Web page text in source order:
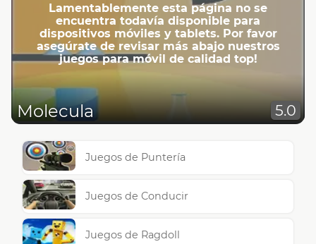
Lamentablemente esta página no se
encuentra todavía disponible para
dispositivos móviles y tablets. Por favor
asegúrate de revisar más abajo nuestros
juegos para móvil de calidad top!
Molecula 5.0
Juegos de Puntería
Juegos de Conducir
Juegos de Ragdoll